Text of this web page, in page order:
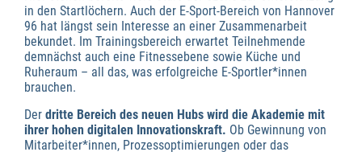
in den Startlöchern. Auch der E-Sport-Bereich von Hannover
96 hat längst sein Interesse an einer Zusammenarbeit
bekundet. Im Trainingsbereich erwartet Teilnehmende
demnächst auch eine Fitnessebene sowie Küche und
Ruheraum – all das, was erfolgreiche E-Sportler*innen
brauchen.
Der dritte Bereich des neuen Hubs wird die Akademie mit
ihrer hohen digitalen Innovationskraft. Ob Gewinnung von
Mitarbeiter*innen, Prozessoptimierungen oder das